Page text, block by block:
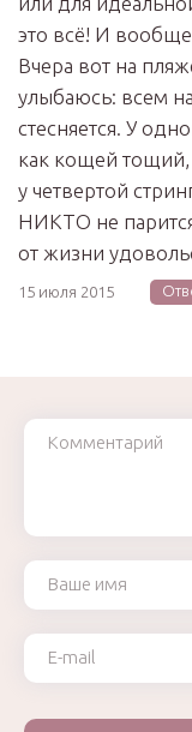
это всё! И
Вчера вот на
улыбаюсь: всем
стесняется. У
как кощей тощий,
у четвертой
НИКТО не
от жизни
15 июля 2015
Комментарий
Ваше имя
Ваш e-mail